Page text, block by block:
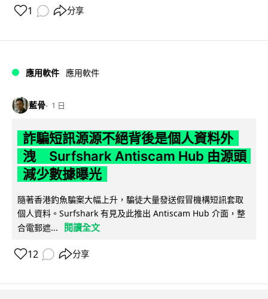
1 分享
應用軟件 應用軟件
藍骨 1 日
詐騙短訊源源不絕背後是個人資料外
洩 Surfshark Antiscam Hub 由源頭
減少數據曝光
隨著香港釣魚騙案大幅上升，騙徒大量發送假冒機構短訊套取
個人資料。Surfshark 有見及此推出 Antiscam Hub 介面，整
合電郵遮...
閱讀全文
12 分享